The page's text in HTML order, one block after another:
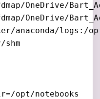
OneDrive/
OneDrive/
anaconda/logs:/
shm
opt/notebooks